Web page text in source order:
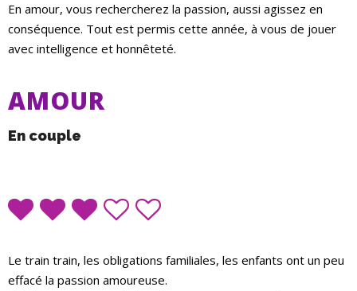
En amour, vous rechercherez la passion, aussi agissez en
conséquence. Tout est permis cette année, à vous de jouer
avec intelligence et honnêteté.
AMOUR
En couple
Le train train, les obligations familiales, les enfants ont un peu
effacé la passion amoureuse.